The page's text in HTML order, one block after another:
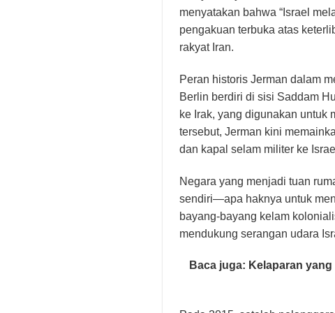
menyatakan bahwa “Israel
pengakuan terbuka atas
rakyat Iran.
Peran historis Jerman dalam
Berlin berdiri di sisi Saddam
ke Irak, yang digunakan untuk
tersebut, Jerman kini
dan kapal selam militer ke
Negara yang menjadi tuan
sendiri—apa haknya untuk
bayang-bayang kelam
mendukung serangan udara
Baca juga: Kelaparan